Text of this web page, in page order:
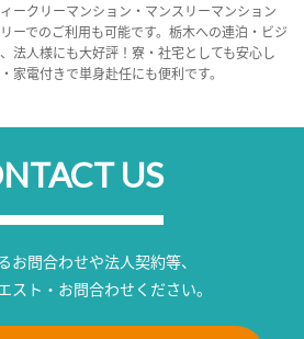
ークリーマンション・マンスリーマンション
ーでのご利用も可能です。栃木への連泊・ビジ
法人様にも大好評！寮・社宅としても安心し
家電付きで単身赴任にも便利です。
US
お問合わせや法人契約等、
スト・お問合わせください。